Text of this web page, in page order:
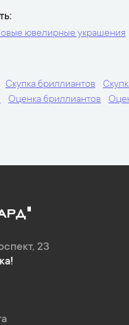
ювелирные украшения
Скупка бриллиантов
Оценка бриллиантов
23